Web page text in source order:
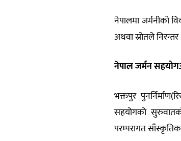
नेपालमा जर्मनीको
अथवा स्रोतले
नेपाल जर्मन
भक्तपुर
सहयोगको
परम्परागत